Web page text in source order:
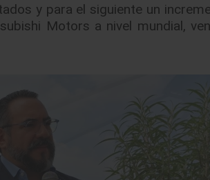
y para el siguiente un
Motors a nivel mundial,